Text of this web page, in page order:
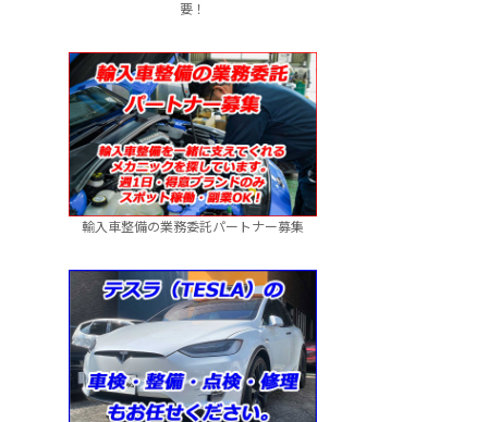
要！
輸入車整備の業務委託パートナー募集